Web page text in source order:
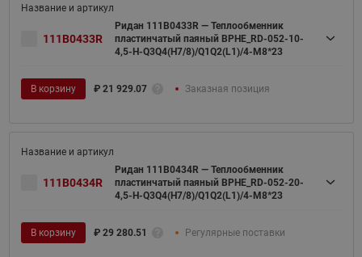
111B0433R
Ридан 111B0433R — Теплообменник
пластинчатый паяный BPHE_RD-052-10-
4,5-H-Q3Q4(H7/8)/Q1Q2(L1)/4-M8*23
В корзину ₽ 21 929.07 Заказная позиция
111B0434R
Ридан 111B0434R — Теплообменник
пластинчатый паяный BPHE_RD-052-20-
4,5-H-Q3Q4(H7/8)/Q1Q2(L1)/4-M8*23
В корзину ₽ 29 280.51 Регулярные поставки